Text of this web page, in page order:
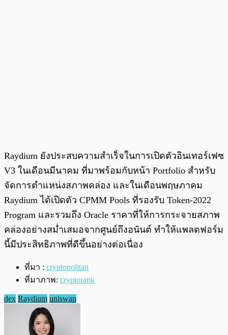
Raydium ยังประสบความสำเร็จในการเปิดตัวอินเทอร์เฟซ
V3 ในเดือนมีนาคม ที่มาพร้อมกับหน้า Portfolio สำหรับ
จัดการตำแหน่งสภาพคล่อง และในเดือนพฤษภาคม
Raydium ได้เปิดตัว CPMM Pools ที่รองรับ Token-2022
Program และรวมถึง Oracle ราคาที่ให้การกระจายสภาพ
คล่องอย่างสม่ำเสมอจากศูนย์ถึงอนันต์ ทำให้แพลตฟอร์ม
นี้มีประสิทธิภาพที่ดีขึ้นอย่างต่อเนื่อง
ที่มา : cryptopolitan
ที่มาภาพ: cryptorank
dex Raydium uniswap